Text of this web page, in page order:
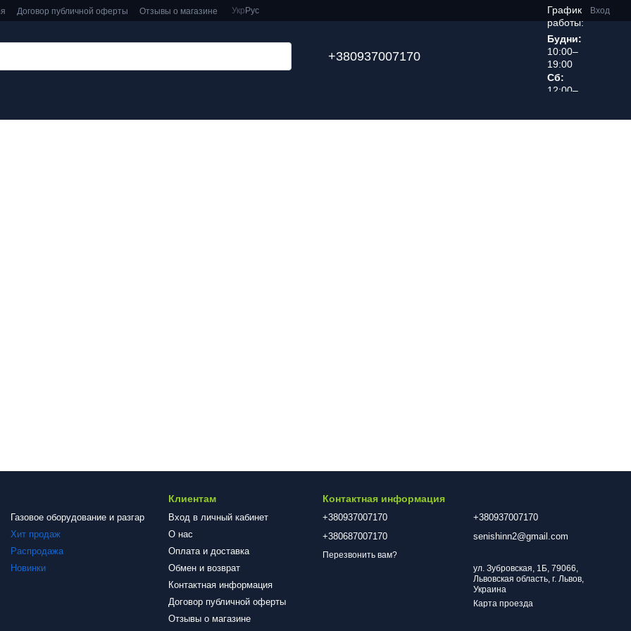
Договор публичной оферты Отзывы о магазине Укр Рус Вход
+380937007170
График
работы:
Будни:
10:00–
19:00
Сб:
12:00–
Газовое оборудование и разгар
Хит продаж
Распродажа
Новинки
Клиентам
Вход в личный кабинет
О нас
Оплата и доставка
Обмен и возврат
Контактная информация
Договор публичной оферты
Отзывы о магазине
Контактная информация
+380937007170
+380687007170
Перезвонить вам?
+380937007170
senishinn2@gmail.com
ул. Зубровская, 1Б, 79066,
Львовская область, г. Львов,
Украина
Карта проезда